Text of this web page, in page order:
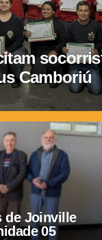
Camboriú
de Joinville
05